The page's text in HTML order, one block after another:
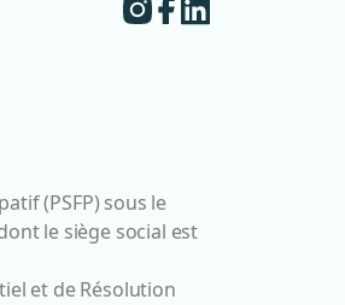
(PSFP) sous le
le siège social est
et de Résolution